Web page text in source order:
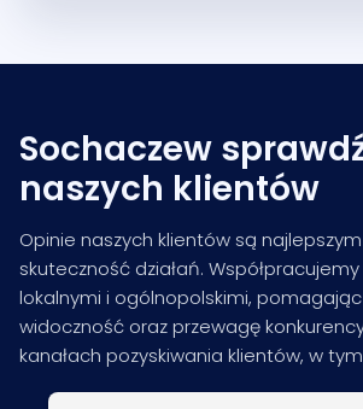
Sochaczew
naszych klientów
Opinie naszych klientów są
skuteczność działań.
lokalnymi i ogólnopolskimi,
widoczność oraz przewagę
kanałach pozyskiwania klientów, w tym